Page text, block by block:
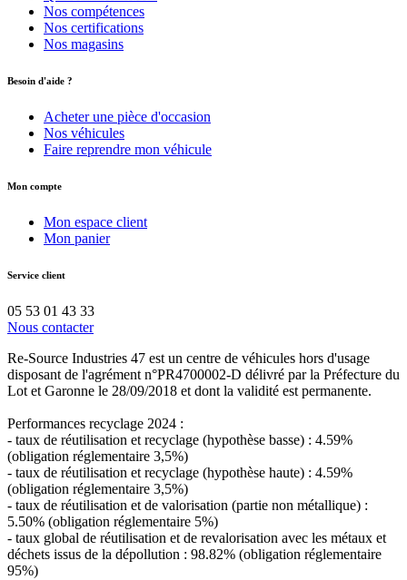
Nos compétences
Nos certifications
Nos magasins
Besoin d'aide ?
Acheter une pièce d'occasion
Nos véhicules
Faire reprendre mon véhicule
Mon compte
Mon espace client
Mon panier
Service client
05 53 01 43 33
Nous contacter
Re-Source Industries 47 est un centre de véhicules hors d'usage
disposant de l'agrément n°PR4700002-D délivré par la Préfecture du
Lot et Garonne le 28/09/2018 et dont la validité est permanente.
Performances recyclage 2024 :
- taux de réutilisation et recyclage (hypothèse basse) : 4.59%
(obligation réglementaire 3,5%)
- taux de réutilisation et recyclage (hypothèse haute) : 4.59%
(obligation réglementaire 3,5%)
- taux de réutilisation et de valorisation (partie non métallique) :
5.50% (obligation réglementaire 5%)
- taux global de réutilisation et de revalorisation avec les métaux et
déchets issus de la dépollution : 98.82% (obligation réglementaire
95%)